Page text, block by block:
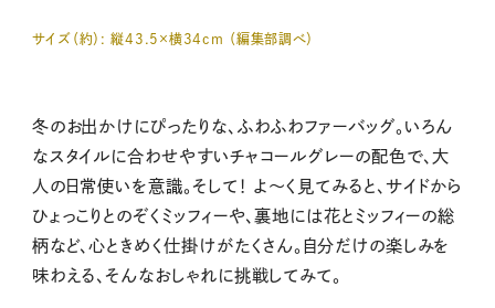
サイズ（約） : 縦43 5 ×横34cm （編集部調べ）
冬のお出かけにぴったりな、ふわふわファーバッグ。いろん
なスタイルに合わせやすいチャコールグレーの配色で、大
人の日常使いを意識。そして！
よ～く見てみると、サイドから
ひょっこりとのぞくミッフィーや、裏地には花とミッフィーの総
柄など、心ときめく仕掛けがたくさん。自分だけの楽しみを
味わえる、そんなおしゃれに挑戦してみて。